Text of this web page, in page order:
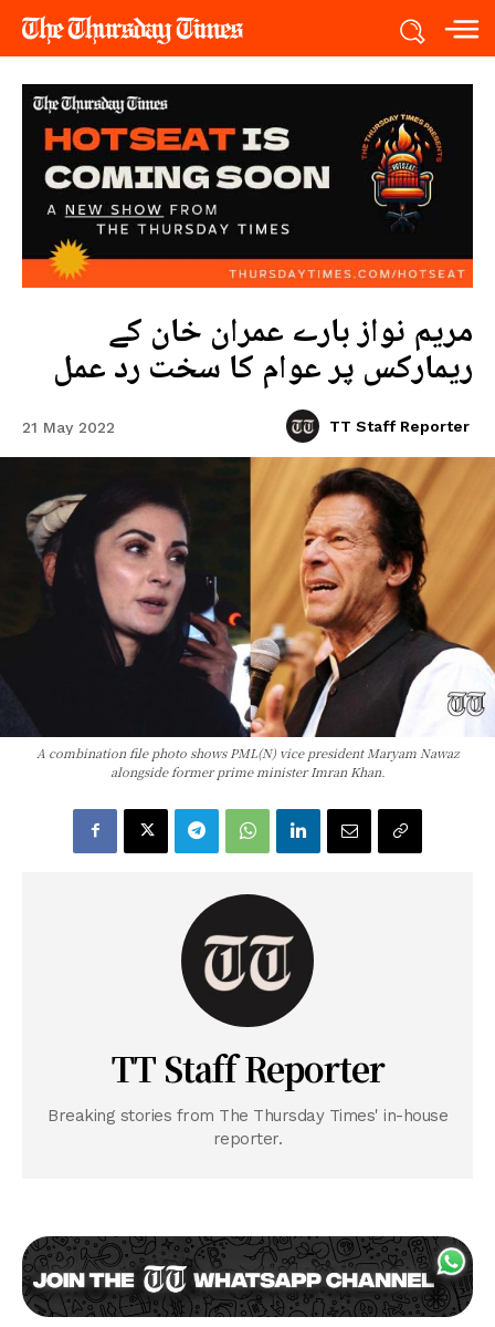
مریم نواز بارے عمران خان کے
ریمارکس پر عوام کا سخت رد عمل
TT Staff Reporter
21 May 2022
A combination file photo shows PML(N) vice president Maryam Nawaz
alongside former prime minister Imran Khan.
TT Staff Reporter
Breaking stories from The Thursday Times' in-house
reporter.